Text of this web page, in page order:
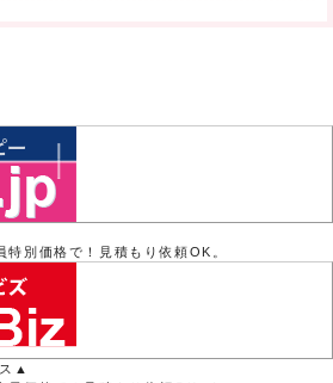
別価格で！見積もり依頼OK。
▲